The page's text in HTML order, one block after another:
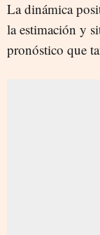
La dinámica
la estimación y
pronóstico que